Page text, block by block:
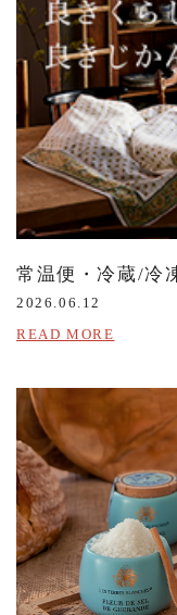
常温便・冷蔵/冷
2026.06.12
READ MORE